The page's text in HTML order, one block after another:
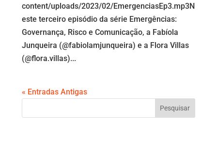
content/uploads/2023/02/EmergenciasEp3.mp3N
este terceiro episódio da série Emergências:
Governança, Risco e Comunicação, a Fabíola
Junqueira (@fabiolamjunqueira) e a Flora Villas
(@flora.villas)...
« Entradas Antigas